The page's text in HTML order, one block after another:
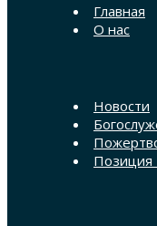
Главная
О нас
Новости
Позиция